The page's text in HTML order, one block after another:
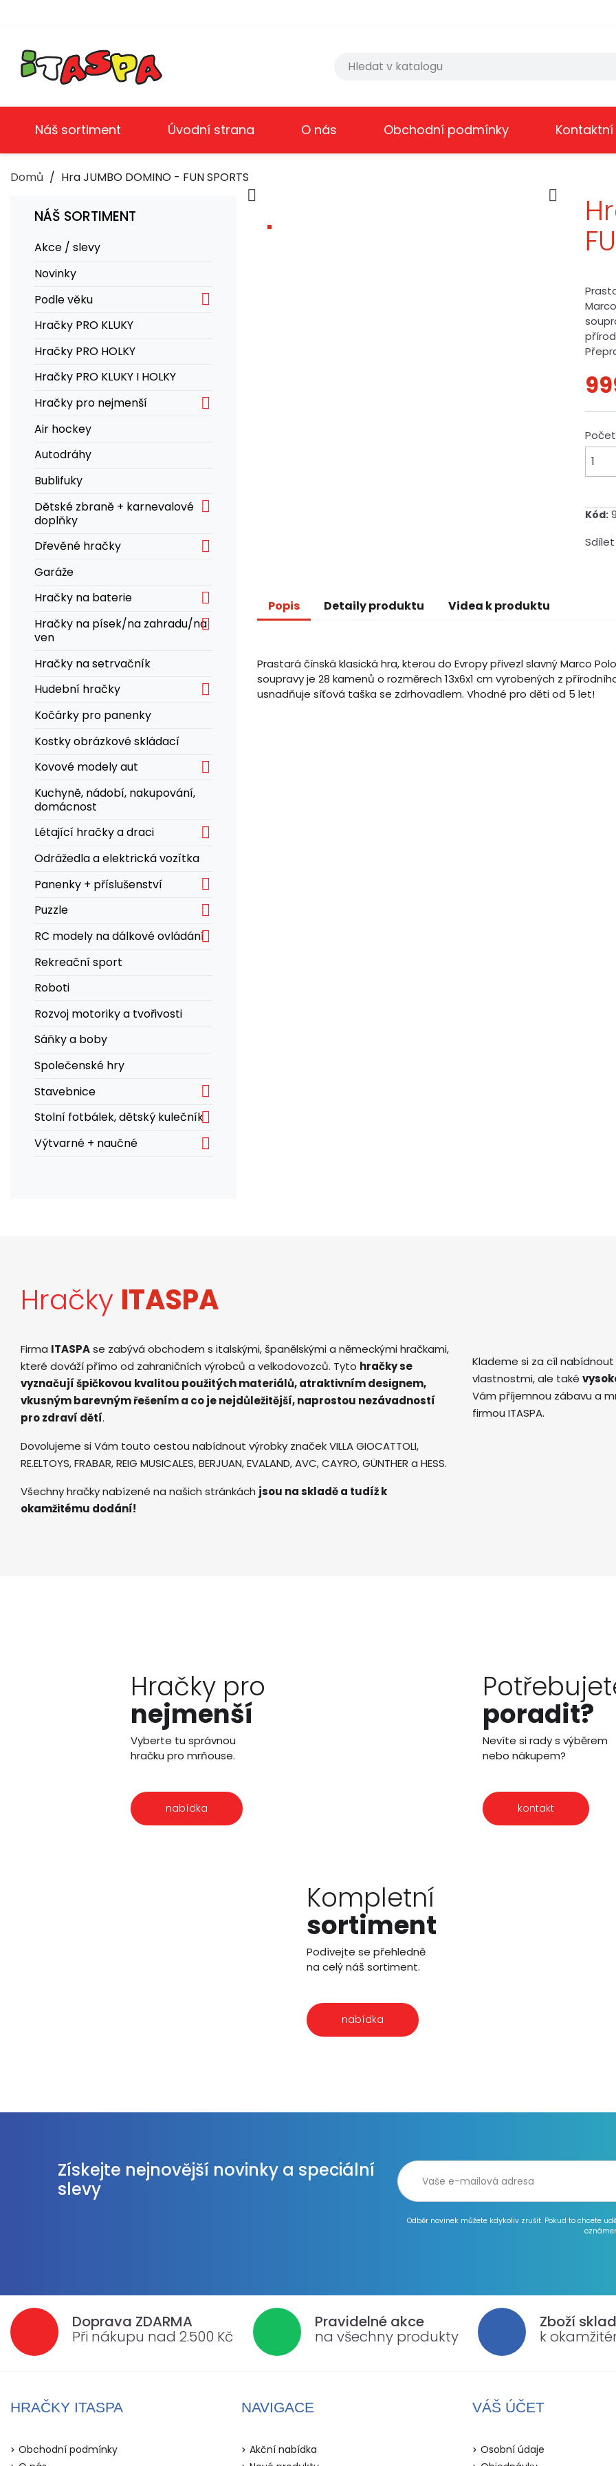
Náš sortiment Úvodní strana O nás Obchodní podmínky
Domů Hra JUMBO DOMINO - FUN SPORTS
NÁŠ SORTIMENT
Akce / slevy
Novinky
Podle věku

Hračky PRO KLUKY
Hračky PRO HOLKY
Hračky PRO KLUKY I HOLKY
Hračky pro nejmenší

Air hockey
Autodráhy
Bublifuky
Dětské zbraně + karnevalové
doplňky

Dřevěné hračky 
Garáže
Hračky na baterie

Hračky na písek/na zahradu/na
ven

Hračky na setrvačník
Hudební hračky

Kočárky pro panenky
Kostky obrázkové skládací
Kovové modely aut

Kuchyně, nádobí, nakupování,
domácnost
Létající hračky a draci

Odrážedla a elektrická vozítka
Panenky + příslušenství

Puzzle 
RC modely na dálkové ovládání
Rekreační sport
Roboti
Rozvoj motoriky a tvořivosti
Sáňky a boby
Společenské hry
Stavebnice

Stolní fotbálek, dětský kulečník
Výtvarné + naučné 
 
Počet
Kód:
Sdílet
Popis Detaily produktu Videa k produktu
Prastará čínská klasická hra, kterou do Evropy přivezl slavný Marco
soupravy je 28 kamenů o rozměrech 13x6x1 cm vyrobených z
usnadňuje síťová taška se zdrhovadlem. Vhodné pro děti od 5 let!
Hračky ITASPA
Firma ITASPAse zabývá obchodem s italskými, španělskými a německými hračkami,
které dováží přímo od zahraničních výrobců a velkodovozců. Tyto hračky se
vyznačují špičkovou kvalitou použitých materiálů, atraktivním designem,
vkusným barevným řešením a co je nejdůležitější, naprostou nezávadností
pro zdraví dětí.
Dovolujeme si Vám touto cestou nabídnout výrobky značek VILLA GIOCATTOLI,
RE.ELTOYS, FRABAR, REIG MUSICALES, BERJUAN, EVALAND, AVC, CAYRO, GÜNTHER a HESS.
Všechny hračky nabízené na našich stránkách jsou na skladě a tudíž k
okamžitému dodání!
Klademe si za cíl
vlastnostmi, ale také
Vám příjemnou zábavu a
firmou ITASPA.
Hračky pro
nejmenší
Vyberte tu správnou
hračku pro mrňouse.
nabídka
poradit?
Nevíte si rady s výběrem
nebo nákupem?
kontakt
Kompletní
sortiment
Podívejte se přehledně
na celý náš sortiment.
nabídka
Získejte nejnovější novinky a speciální
slevy
Odběr novinek můžete kdykoliv zrušit. Pokud to chcete
Doprava ZDARMA
Při nákupu nad 2.500 Kč
Pravidelné akce
na všechny produkty
Zboží
k
HRAČKY ITASPA
Obchodní podmínky
NAVIGACE
Akční nabídka
VÁŠ ÚČET
Osobní údaje